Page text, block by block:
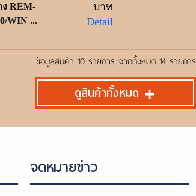
REM-
WIN ...
บาท
Detail
ข้อมูลสินค้า 10 รายการ จากทั้งหมด 14 รายการ
ดูสินค้าทั้งหมด
จดหมายข่าว